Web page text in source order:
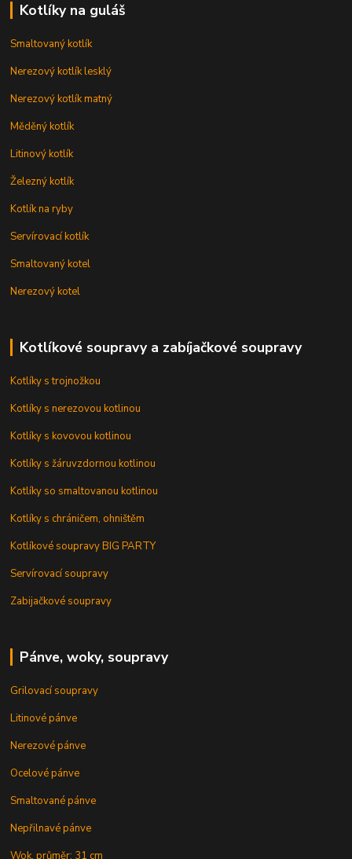
Kotlíky na guláš
Smaltovaný kotlík
Nerezový kotlík lesklý
Nerezový kotlík matný
Měděný kotlík
Litinový kotlík
Železný kotlík
Kotlík na ryby
Servírovací kotlík
Smaltovaný kotel
Nerezový kotel
Kotlíkové soupravy a zabíjačkové soupravy
Kotlíky s trojnožkou
Kotlíky s nerezovou kotlinou
Kotlíky s kovovou kotlinou
Kotlíky s žáruvzdornou kotlinou
Kotlíky so smaltovanou kotlinou
Kotlíky s chráničem, ohništěm
Kotlíkové soupravy BIG PARTY
Servírovací soupravy
Zabijačkové soupravy
Pánve, woky, soupravy
Grilovací soupravy
Litinové pánve
Nerezové pánve
Ocelové pánve
Smaltované pánve
Nepřilnavé pánve
Wok, průměr: 31 cm